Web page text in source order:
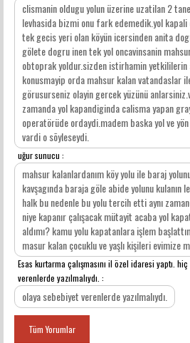
clismanin oldugu yolun üzerine uzatilan 2
levhasida bizmi onu fark edemedik.yol
tek gecis yeri olan köyün icersinden anita
gölete dogru inen tek yol oncavinsanin
obtoprak yoldur.sizden istirhamin yetkililerin
konusmayip orda mahsur kalan vatandaslar
görusurseniz olayin gercek yüzünü
zamanda yol kapandiginda calisma yapan
operatörüde ordaydi.madem baska yol ve
vardi o sõyleseydi.
uğur sunucu :
mahsur kalanlardanım köy yolu ile baraj
kavşagında baraja göle abide yolunu kulanın
halk bu nedenle bu yolu tercih etti aynı
niye kapanır çalışacak mütayit acaba yol
aldımı? kamu yolu kapatanlara işlem
masur kalan çocuklu ve yaşlı kişileri evimize
Esas kurtarma çalışmasını il özel idaresi yaptı.
verenlerde yazılmalıydı. :
olaya sebebiyet verenlerde yazılmalıydı.
Tüm Yorumlar